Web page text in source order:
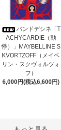
バンドデシネ「T
ACHYCARDIE（動
悸）」MAYBELLINE S
KVORTZOFF（メイベ
リン・スクヴォルツォ
フ）
6,000円(税込6,600円)